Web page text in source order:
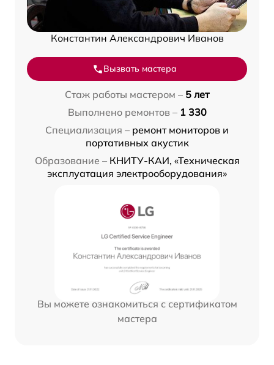
Константин Александрович Иванов
Вызвать мастера
Стаж работы мастером – 5 лет
Выполнено ремонтов – 1 330
Специализация – ремонт мониторов и
портативных акустик
Образование – КНИТУ-КАИ, «Техническая
эксплуатация электрооборудования»
Вы можете ознакомиться с сертификатом
мастера